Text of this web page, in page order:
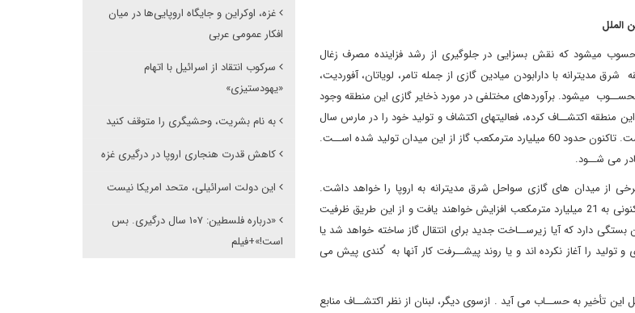
الملل
محسوب میشود که نقش بسزایی در جلوگیری از رشد فزاینده مصرف زغال
با دارابودن میادین گازی از جمله تامر، لویاتان، آفوردیت،
میشود. برآوردهای مختلفی در مورد ذخایر گازی این منطقه وجود
منطقه اکتشــاف کرده، فعالیتهای اکتشاف و تولید خود را در مارس سال
2013 یعنی 4 سال پس از کشــف گاز در میدان تامر آغاز کرده است. تاکنون حدود 60 میلیارد مترمکعب گاز از این میدان تولید شده اســت.
می شــود.
از میدان های گازی سواحل شرق مدیترانه به اروپا را خواهد داشت.
استخراج گاز از میدان گازی این منطقه طبق برنامه تعیین شده از 12 میلیارد مترمکعب کنونی به 21 میلیارد مترمکعب افزایش خواهند یافت و از این طریق ظرفیت
دارد که آیا زیرســاخت جدید برای انتقال گاز ساخته خواهد شد یا
تولید را آغاز نکرده اند و یا روند پیشــرفت کار آنها به ُکندی پیش می
تأخیر به حســاب می آید . ازسوی دیگر، لبنان از نظر اکتشــاف منابع
غزه، اوکراین و جایگاه اروپایی‌ها در میان
افکار عمومی عربی
سرکوب انتقاد از اسرائیل با اتهام
«یهودستیزی»
به نام بشریت، وحشیگری را متوقف کنید
کاهش قدرت هنجاری اروپا در درگیری غزه
این دولت اسرائیلی، متحد امریکا نیست
«درباره فلسطین: ۱۰۷ سال درگیری. بس
است!»+فیلم